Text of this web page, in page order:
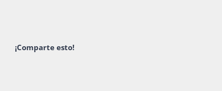
¡Comparte esto!